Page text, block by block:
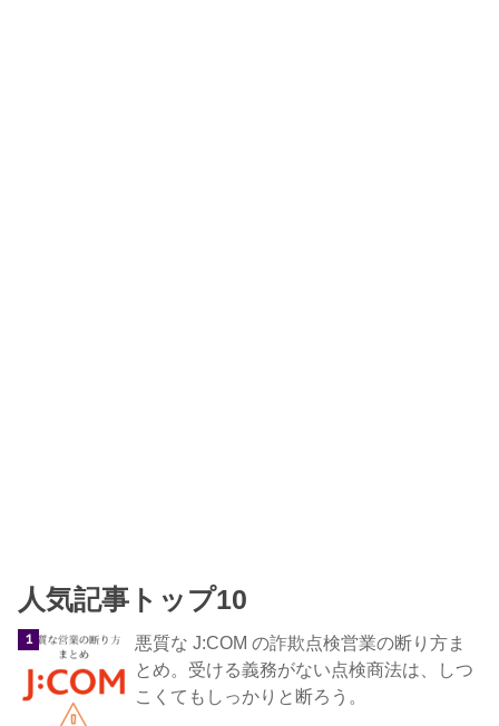
人気記事トップ10
悪質な J:COM の詐欺点検営業の断り方ま
とめ。受ける義務がない点検商法は、しつ
こくてもしっかりと断ろう。